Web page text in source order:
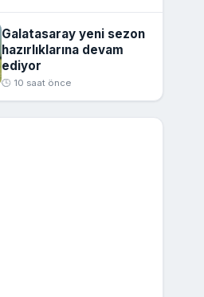
Galatasaray yeni sezon
hazırlıklarına devam
ediyor
🕒 10 saat önce